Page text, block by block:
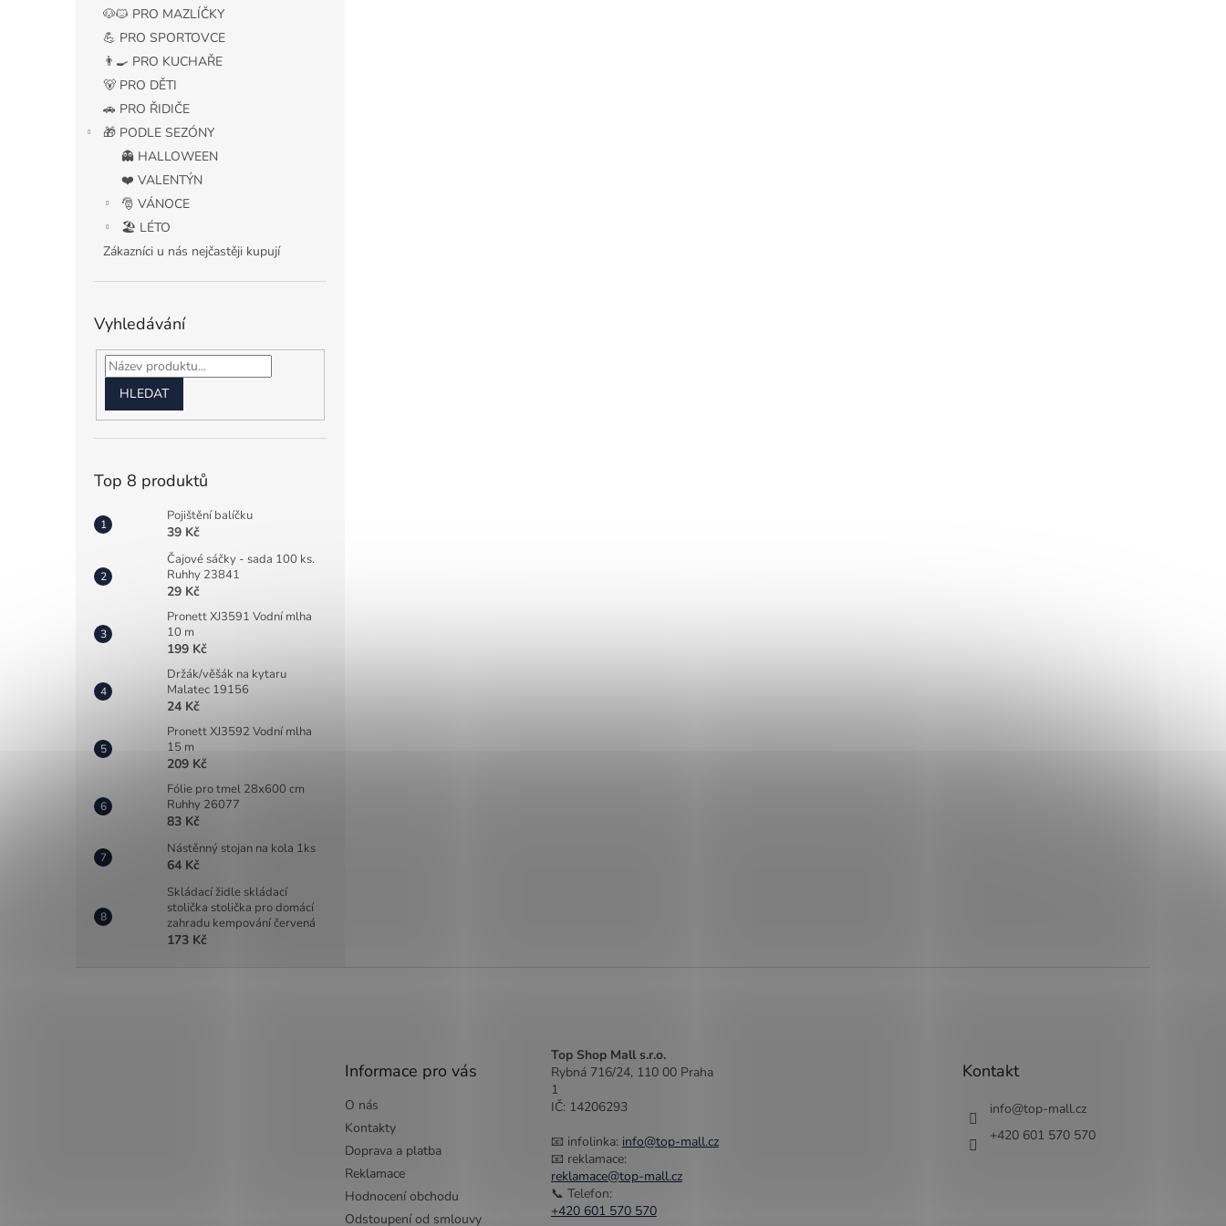
🐶🐱 PRO MAZLÍČKY
💪 PRO SPORTOVCE
👨‍🍳 PRO KUCHAŘE
🐻 PRO DĚTI
🚗 PRO ŘIDIČE
🎁 PODLE SEZÓNY
👻 HALLOWEEN
❤️ VALENTÝN
🎅 VÁNOCE
🏖️ LÉTO
Zákazníci u nás nejčastěji kupují
Vyhledávání
HLEDAT
Top 8 produktů
Pojištění balíčku
39 Kč
Čajové sáčky - sada 100 ks.
Ruhhy 23841
29 Kč
Pronett XJ3591 Vodní mlha
10 m
199 Kč
Držák/věšák na kytaru
Malatec 19156
24 Kč
Pronett XJ3592 Vodní mlha
15 m
209 Kč
Fólie pro tmel 28x600 cm
Ruhhy 26077
83 Kč
Nástěnný stojan na kola 1ks
64 Kč
Skládací židle skládací
stolička stolička pro domácí
zahradu kempování červená
173 Kč
Informace pro vás
O nás
Kontakty
Doprava a platba
Reklamace
Hodnocení obchodu
Odstoupení od smlouvy
Top Shop Mall s.r.o.
Rybná 716/24, 110 00 Praha
1
IČ: 14206293
📧 infolinka: info@top-mall.cz
📧 reklamace:
reklamace@top-mall.cz
📞 Telefon:
+420 601 570 570
Kontakt
info@top-mall.cz
+420 601 570 570